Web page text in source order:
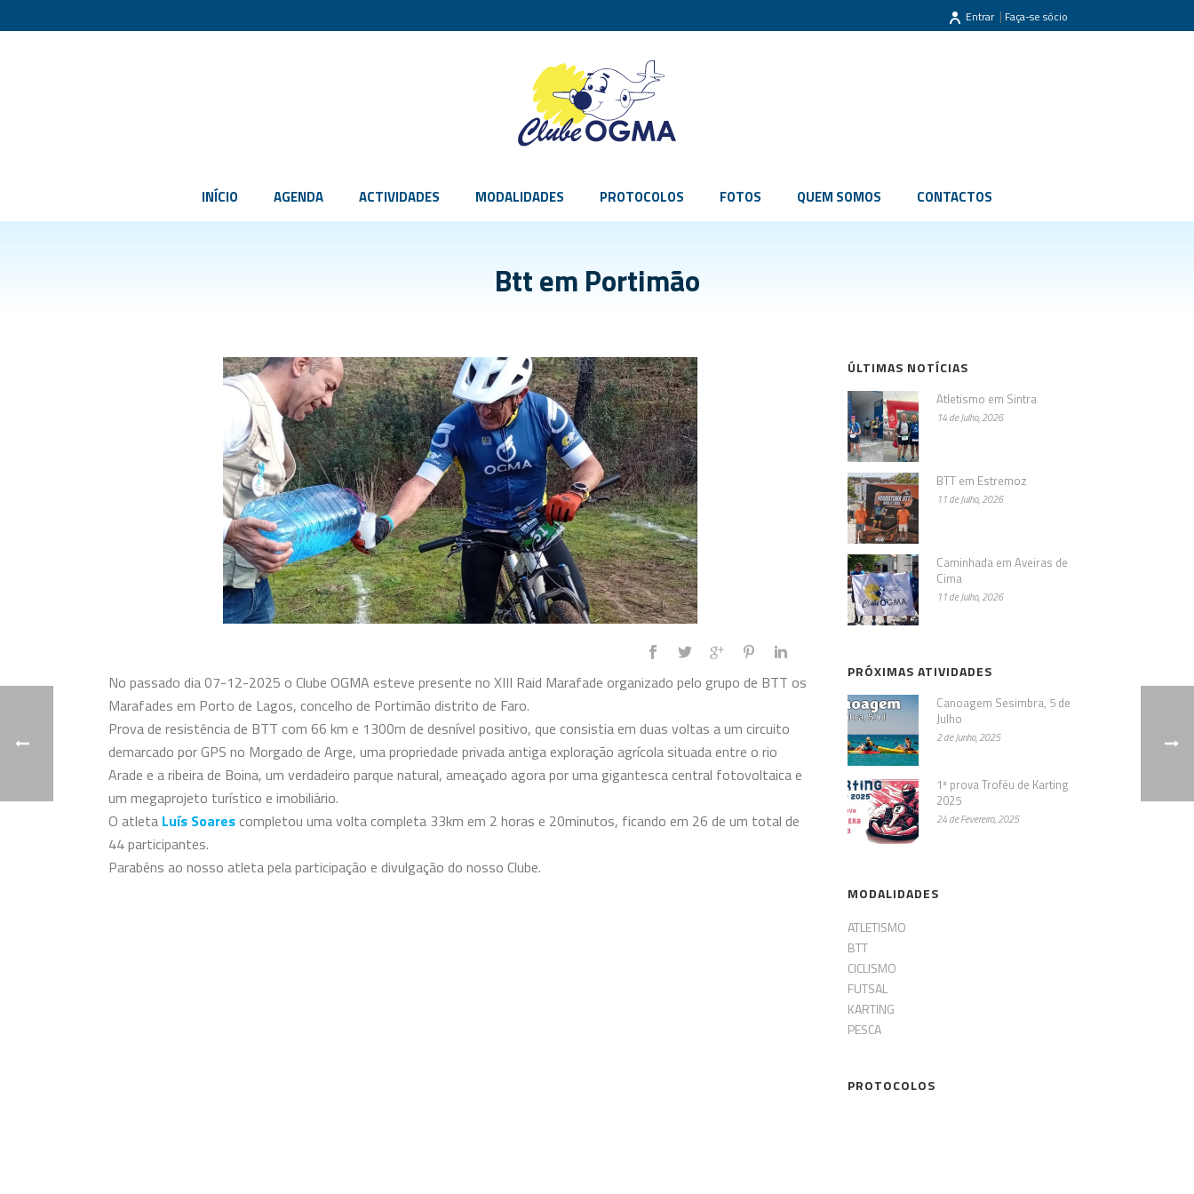
Entrar | Faça-se sócio
INÍCIO AGENDA ACTIVIDADES MODALIDADES PROTOCOLOS FOTOS QUEM SOMOS CONTACTOS
Btt em Portimão
No passado dia 07-12-2025 o Clube OGMA esteve presente no XIII Raid Marafade organizado pelo grupo de BTT os
Marafades em Porto de Lagos, concelho de Portimão distrito de Faro.
Prova de resistência de BTT com 66 km e 1300m de desnível positivo, que consistia em duas voltas a um circuito
demarcado por GPS no Morgado de Arge, uma propriedade privada antiga exploração agrícola situada entre o rio
Arade e a ribeira de Boina, um verdadeiro parque natural, ameaçado agora por uma gigantesca central fotovoltaica e
um megaprojeto turístico e imobiliário.
O atleta Luís Soarescompletou uma volta completa 33km em 2 horas e 20minutos, ficando em 26 de um total de
44 participantes.
Parabéns ao nosso atleta pela participação e divulgação do nosso Clube.
ÚLTIMAS NOTÍCIAS
Atletismo em Sintra
14 de Julho, 2026
BTT em Estremoz
11 de Julho, 2026
Caminhada em Aveiras de
Cima
11 de Julho, 2026
PRÓXIMAS ATIVIDADES
Canoagem Sesimbra, 5 de
Julho
2 de Junho, 2025
1ª prova Troféu de Karting
2025
24 de Fevereiro, 2025
MODALIDADES
ATLETISMO
BTT
CICLISMO
FUTSAL
KARTING
PESCA
PROTOCOLOS